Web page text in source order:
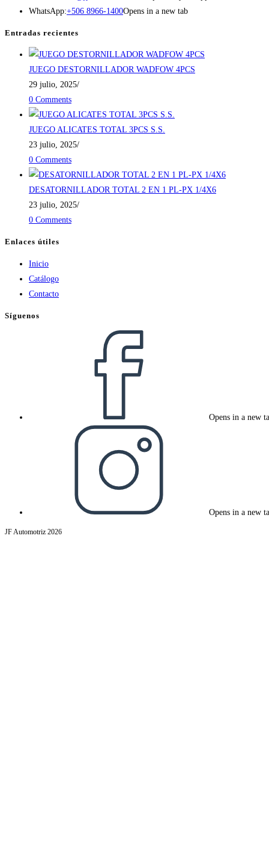
WhatsApp:+506 8966-1400Opens in a new tab
Entradas recientes
JUEGO DESTORNILLADOR WADFOW 4PCS
29 julio, 2025/
0 Comments
JUEGO ALICATES TOTAL 3PCS S.S.
23 julio, 2025/
0 Comments
DESATORNILLADOR TOTAL 2 EN 1 PL-PX 1/4X6
23 julio, 2025/
0 Comments
Enlaces útiles
Inicio
Catálogo
Contacto
Síguenos
Opens in a new
Opens in a new
JF Automotriz 2026